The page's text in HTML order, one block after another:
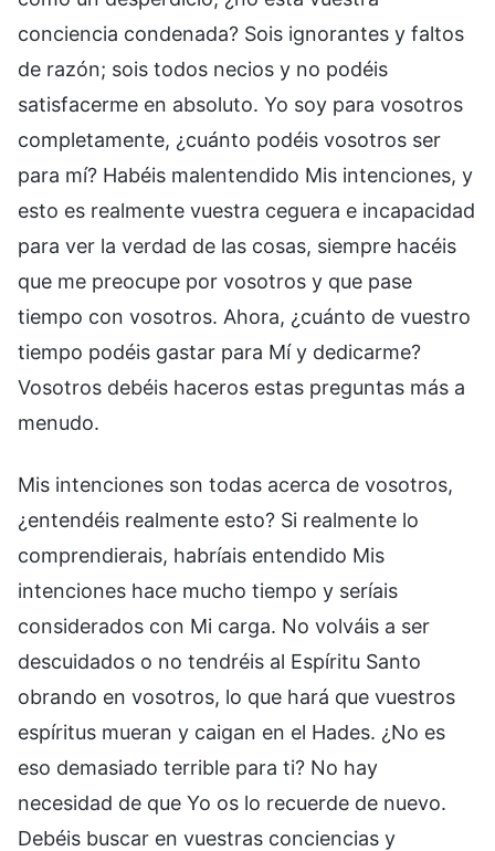
conciencia condenada? Sois ignorantes y faltos
de razón; sois todos necios y no podéis
satisfacerme en absoluto. Yo soy para vosotros
completamente, ¿cuánto podéis vosotros ser
para mí? Habéis malentendido Mis intenciones, y
esto es realmente vuestra ceguera e incapacidad
para ver la verdad de las cosas, siempre hacéis
que me preocupe por vosotros y que pase
tiempo con vosotros. Ahora, ¿cuánto de vuestro
tiempo podéis gastar para Mí y dedicarme?
Vosotros debéis haceros estas preguntas más a
menudo.
Mis intenciones son todas acerca de vosotros,
¿entendéis realmente esto? Si realmente lo
comprendierais, habríais entendido Mis
intenciones hace mucho tiempo y seríais
considerados con Mi carga. No volváis a ser
descuidados o no tendréis al Espíritu Santo
obrando en vosotros, lo que hará que vuestros
espíritus mueran y caigan en el Hades. ¿No es
eso demasiado terrible para ti? No hay
necesidad de que Yo os lo recuerde de nuevo.
Debéis buscar en vuestras conciencias y